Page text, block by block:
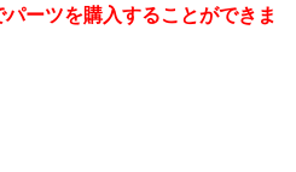
ーツを購入することができま